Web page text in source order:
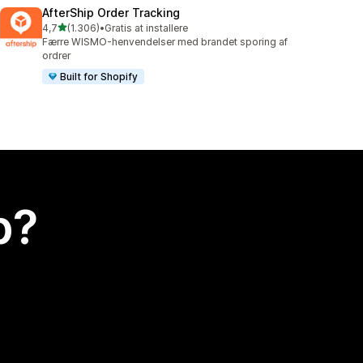
AfterShip Order Tracking
4,7ud af 5 stjerner
(1.306)
1306 anmeldelser i alt
•Gratis at installere
Færre WISMO-henvendelser med brandet sporing af
ordrer
Built for Shopify